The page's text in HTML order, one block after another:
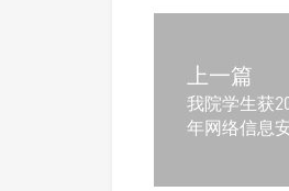
上一篇
我院学生获
年网络信息